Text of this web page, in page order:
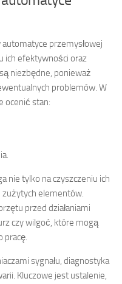
automatyce przemysłowej
ich efektywności oraz
niezbędne, ponieważ
problemów. W
ocenić stan:
nie tylko na czyszczeniu ich
elementów.
przed działaniami
czy wilgoć, które mogą
pracę.
sygnału, diagnostyka
Kluczowe jest ustalenie,